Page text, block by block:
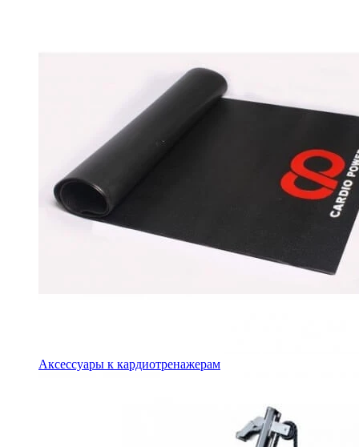
Аксессуары к кардиотренажерам